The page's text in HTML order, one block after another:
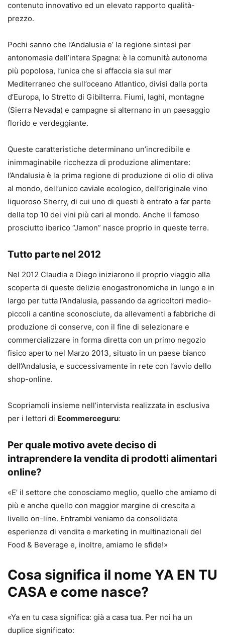
contenuto innovativo ed un elevato rapporto qualità-
prezzo.
Pochi sanno che l’Andalusia e’ la regione sintesi per
antonomasia dell’intera Spagna: è la comunità autonoma
più popolosa, l’unica che si affaccia sia sul mar
Mediterraneo che sull’oceano Atlantico, divisi dalla porta
d’Europa, lo Stretto di Gibilterra. Fiumi, laghi, montagne
(Sierra Nevada) e campagne si alternano in un paesaggio
florido e verdeggiante.
Queste caratteristiche determinano un’incredibile e
inimmaginabile ricchezza di produzione alimentare:
l’Andalusia è la prima regione di produzione di olio di oliva
al mondo, dell’unico caviale ecologico, dell’originale vino
liquoroso Sherry, di cui uno di questi è entrato a far parte
della top 10 dei vini più cari al mondo. Anche il famoso
prosciutto iberico “Jamon” nasce proprio in queste terre.
Tutto parte nel 2012
Nel 2012 Claudia e Diego iniziarono il proprio viaggio alla
scoperta di queste delizie enogastronomiche in lungo e in
largo per tutta l’Andalusia, passando da agricoltori medio-
piccoli a cantine sconosciute, da allevamenti a fabbriche di
produzione di conserve, con il fine di selezionare e
commercializzare in forma diretta con un primo negozio
fisico aperto nel Marzo 2013, situato in un paese bianco
dell’Andalusia, e successivamente in rete con l’avvio dello
shop-online.
Scopriamoli insieme nell’intervista realizzata in esclusiva
per i lettori di Ecommerceguru:
Per quale motivo avete deciso di
intraprendere la vendita di prodotti alimentari
online?
«E’ il settore che conosciamo meglio, quello che amiamo di
più e anche quello con maggior margine di crescita a
livello on-line. Entrambi veniamo da consolidate
esperienze di vendita e marketing in multinazionali del
Food & Beverage e, inoltre, amiamo le sfide!»
Cosa significa il nome YA EN TU
CASA e come nasce?
«Ya en tu casa significa: già a casa tua. Per noi ha un
duplice significato: